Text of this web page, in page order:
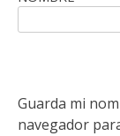
Guarda mi
navegador